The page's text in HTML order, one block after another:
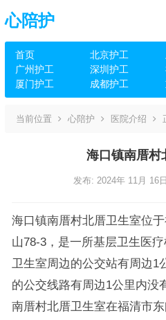
心陪护
首页 北京护工
广州护工
深圳护工
厦门护工
成都护工
当前位置 心陪护 医院介绍
海口镇南厝村
发布: 2024年 11月 16日
海口镇南厝村北厝卫生室位
山78-3，是一所基层卫生医
卫生室周边的公交站有周边1
的公交线路有周边1公里内没
南厝村北厝卫生室在福清市